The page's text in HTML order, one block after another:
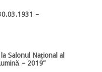
–
Salonul Național al
– 2019”